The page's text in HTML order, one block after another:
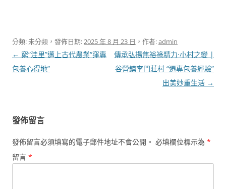
分類: 未分類，發佈日期:2025 年 8 月 23 日 ，作者:admin
文
章
← 窮“洼里”邁上古代農業“窪專
包養心得地”
傳承弘揚焦裕祿精力·小村之變 |
谷營鎮李門莊村 “遷專包養經驗”
出美妙重生活 →
發佈留言
發佈留言必須填寫的電子郵件地址不會公開。 必填欄位標示為 *
留言 *